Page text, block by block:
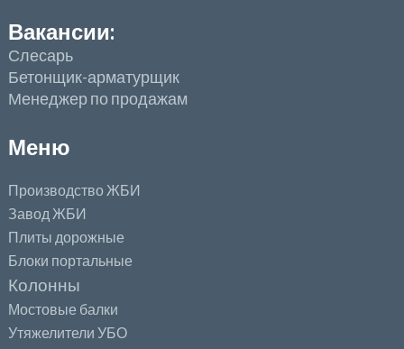
Вакансии:
Слесарь
Бетонщик-арматурщик
Менеджер по продажам
Меню
Производство ЖБИ
Завод ЖБИ
Плиты дорожные
Блоки портальные
Колонны
Мостовые балки
Утяжелители УБО